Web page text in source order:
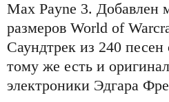
Max Payne 3. Добавлен
размеров World of
Саундтрек из 240
тому же есть и
электроники Эдгара